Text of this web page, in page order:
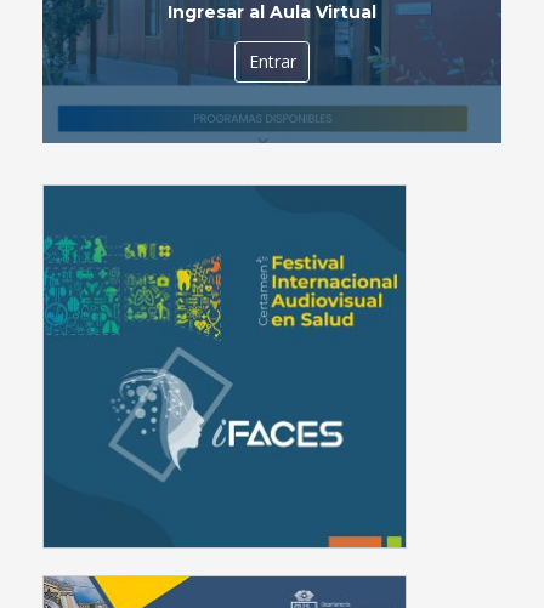
Ingresar al Aula Virtual
Entrar